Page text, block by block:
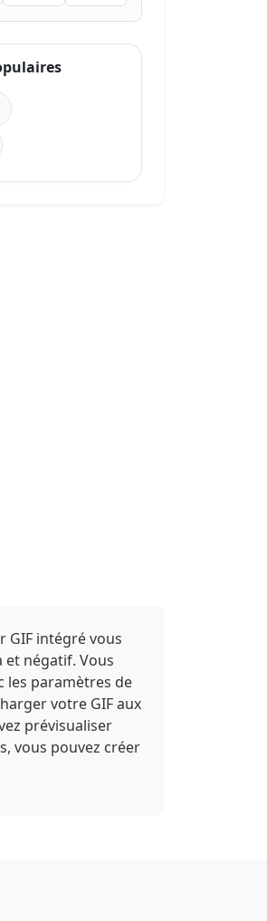
GIF intégré vous
et négatif. Vous
les paramètres de
votre GIF aux
prévisualiser
vous pouvez créer